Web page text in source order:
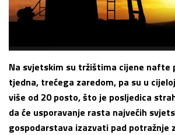
Na svjetskim su tržištima cijene nafte
tjedna, trećega zaredom, pa su u
više od 20 posto, što je posljedica
da će usporavanje rasta najvećih
gospodarstava izazvati pad potražnje